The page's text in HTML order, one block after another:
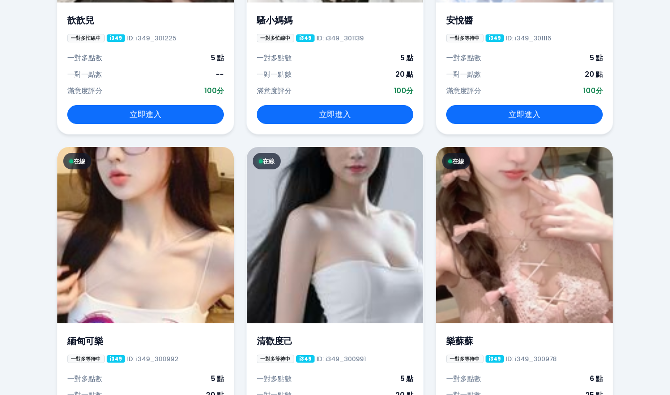
歆歆兒
一對多忙線中 i349 ID: i349_301225
一對多點數
5 點
一對一點數
--
滿意度評分
100分
立即進入
騷小媽媽
一對多忙線中 i349 ID: i349_301139
一對多點數
5 點
一對一點數
20 點
滿意度評分
100分
立即進入
安悅醬
一對多等待中 i349 ID: i349_301116
一對多點數
5 點
一對一點數
20 點
滿意度評分
100分
立即進入
在線
緬甸可樂
一對多等待中 i349 ID: i349_300992
一對多點數
5 點
在線
清歡度己
一對多等待中 i349 ID: i349_300991
一對多點數
5 點
在線
樂蘇蘇
一對多等待中 i349 ID: i349_300978
一對多點數
6 點